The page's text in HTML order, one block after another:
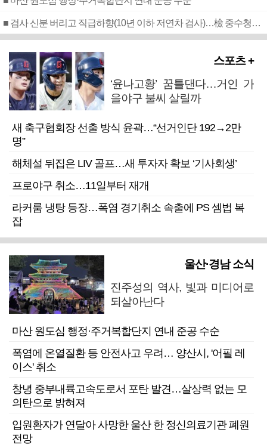
■ 검사 신분 버리고 직급하향(10년 이하 저연차 검사)…檢 중수청행 기피
스포츠 +
‘윤나고황’ 꿈틀댄다…거인 가
을야구 불씨 살릴까
새 축구협회장 선출 방식 윤곽…“선거인단 192→2만
명”
해체설 뒤집은 LIV 골프…새 투자자 확보 ‘기사회생’
프로야구 취소…11일부터 재개
라커룸 냉탕 등장…폭염 경기취소 속출에 PS 셈법 복
잡
울산·경남 소식
진주성의 역사, 빛과 미디어로
되살아난다
마산 원도심 행정·주거복합단지 연내 준공 수순
폭염에 온열질환 등 안전사고 우려… 양산시, '어필 레
이스' 취소
창녕 중부내륙고속도로서 포탄 발견…살상력 없는 모
의탄으로 밝혀져
입원환자가 연달아 사망한 울산 한 정신의료기관 폐원
전망